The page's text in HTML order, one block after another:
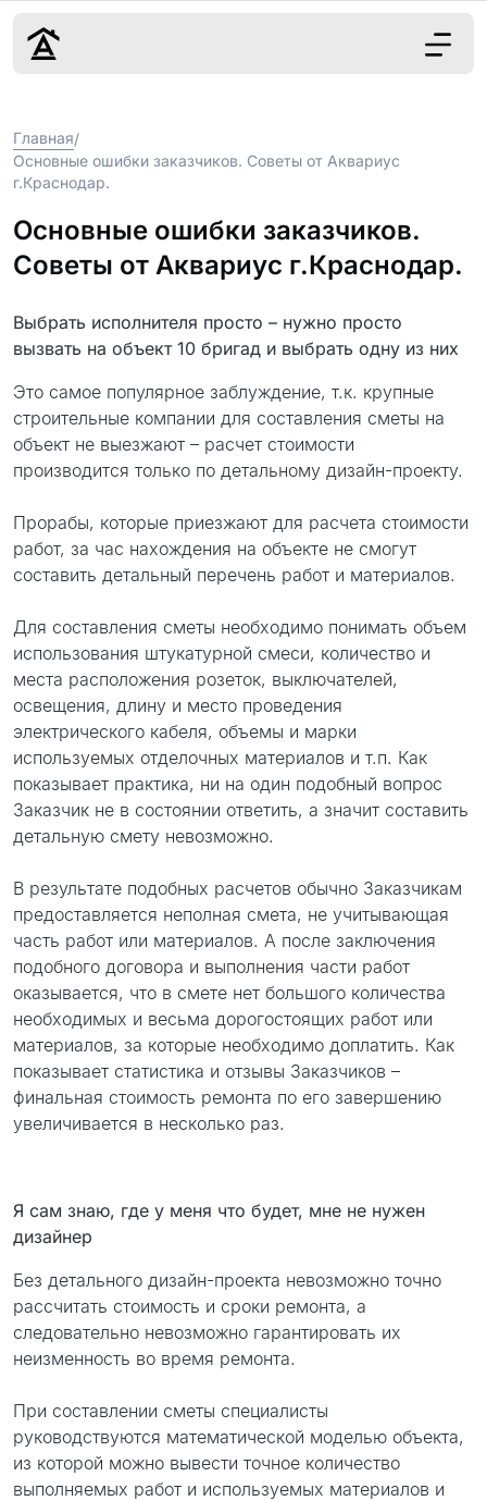
Цены
О нас
Контакты
г. Краснодар
8 (861) 945-12-
34
Обсудить
Главная/
Основные ошибки заказчиков. Советы от Аквариус
г.Краснодар.
Основные ошибки заказчиков.
Советы от Аквариус г.Краснодар.
Выбрать исполнителя просто – нужно просто
вызвать на объект 10 бригад и выбрать одну из них
Это самое популярное заблуждение, т.к. крупные
строительные компании для составления сметы на
объект не выезжают – расчет стоимости
производится только по детальному дизайн-проекту.
Прорабы, которые приезжают для расчета стоимости
работ, за час нахождения на объекте не смогут
составить детальный перечень работ и материалов.
Для составления сметы необходимо понимать объем
использования штукатурной смеси, количество и
места расположения розеток, выключателей,
освещения, длину и место проведения
электрического кабеля, объемы и марки
используемых отделочных материалов и т.п. Как
показывает практика, ни на один подобный вопрос
Заказчик не в состоянии ответить, а значит составить
детальную смету невозможно.
В результате подобных расчетов обычно Заказчикам
предоставляется неполная смета, не учитывающая
часть работ или материалов. А после заключения
подобного договора и выполнения части работ
оказывается, что в смете нет большого количества
необходимых и весьма дорогостоящих работ или
материалов, за которые необходимо доплатить. Как
показывает статистика и отзывы Заказчиков –
финальная стоимость ремонта по его завершению
увеличивается в несколько раз.
Я сам знаю, где у меня что будет, мне не нужен
дизайнер
Без детального дизайн-проекта невозможно точно
рассчитать стоимость и сроки ремонта, а
следовательно невозможно гарантировать их
неизменность во время ремонта.
При составлении сметы специалисты
руководствуются математической моделью объекта,
из которой можно вывести точное количество
выполняемых работ и используемых материалов и